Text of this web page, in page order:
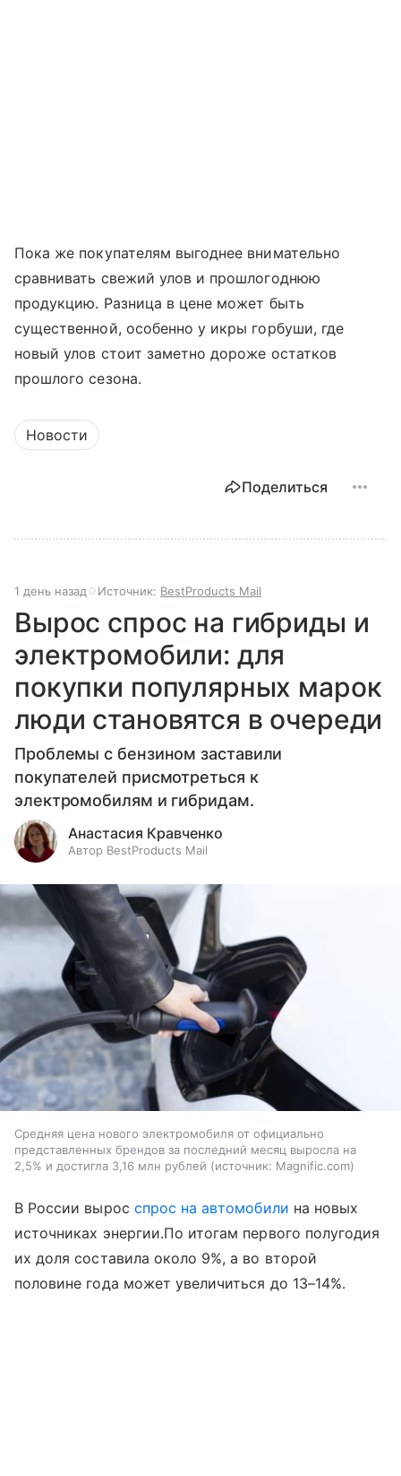
Пока же покупателям выгоднее внимательно
сравнивать свежий улов и прошлогоднюю
продукцию. Разница в цене может быть
существенной, особенно у икры горбуши, где
новый улов стоит заметно дороже остатков
прошлого сезона.
Новости
Поделиться
1 день назад Источник: BestProducts Mail
Вырос спрос на гибриды и
электромобили: для
покупки популярных марок
люди становятся в очереди
Проблемы с бензином заставили
покупателей присмотреться к
электромобилям и гибридам.
Анастасия Кравченко
Автор BestProducts Mail
Средняя цена нового электромобиля от официально
представленных брендов за последний месяц выросла на
2,5% и достигла 3,16 млн рублей
источник: Magnific.com
В России вырос спрос на автомобили на новых
источниках энергии.По итогам первого полугодия
их доля составила около 9%, а во второй
половине года может увеличиться до 13–14%.